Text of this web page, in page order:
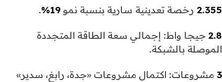
2.355 رخصة تعدينية سارية بنسبة نمو 19%
.
2.8 جيجا واط: إجمالي سعة الطاقة المتجددة
الموصلة بالشبكة.
3 مشروعات: اكتمال مشروعات «جدة، رابغ، سدير»